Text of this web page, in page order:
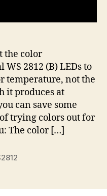
the color
2812 (B) LEDs to
temperature, not the
it produces at
can save some
trying colors out for
The color […]